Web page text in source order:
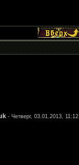
-Четверг, 03.01.2013, 11:12